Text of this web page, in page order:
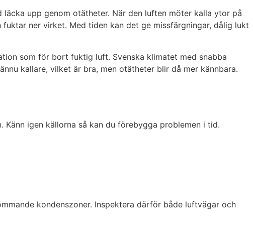
upp genom otätheter. När den luften möter kalla ytor på
ner virket. Med tiden kan det ge missfärgningar, dålig lukt
som för bort fuktig luft. Svenska klimatet med snabba
kallare, vilket är bra, men otätheter blir då mer kännbara.
igen källorna så kan du förebygga problemen i tid.
kondenszoner. Inspektera därför både luftvägar och